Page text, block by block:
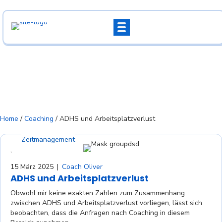
Home / Coaching / ADHS und Arbeitsplatzverlust
Coaching
,
Zeitmanagement
15 März 2025 | Coach Oliver
ADHS und Arbeitsplatzverlust
Obwohl mir keine exakten Zahlen zum Zusammenhang
zwischen ADHS und Arbeitsplatzverlust vorliegen, lässt sich
beobachten, dass die Anfragen nach Coaching in diesem